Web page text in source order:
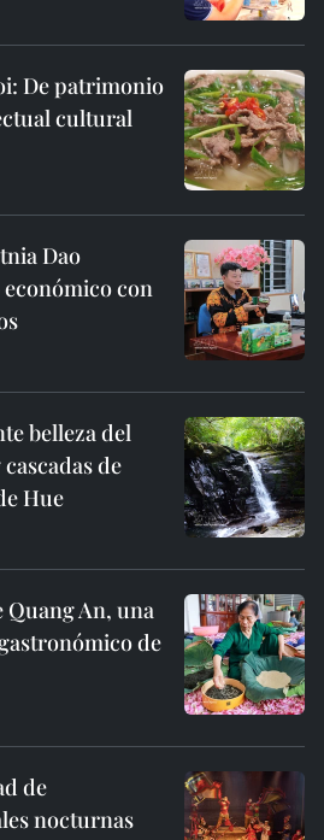
De patrimonio
cultural
Dao
con
belleza del
de
Hue
Quang An, una
de
de
nocturnas